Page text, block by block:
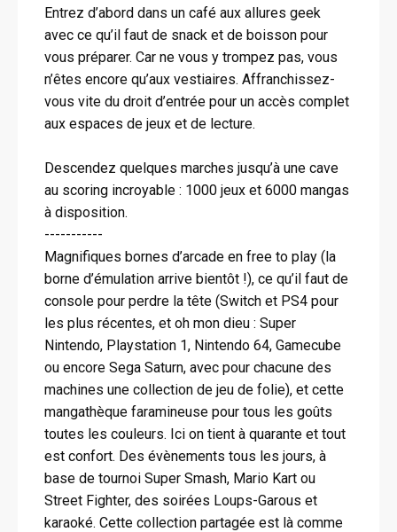
Entrez d’abord dans un café aux allures geek
avec ce qu’il faut de snack et de boisson pour
vous préparer. Car ne vous y trompez pas, vous
n’êtes encore qu’aux vestiaires. Affranchissez-
vous vite du droit d’entrée pour un accès complet
aux espaces de jeux et de lecture.
Descendez quelques marches jusqu’à une cave
au scoring incroyable : 1000 jeux et 6000 mangas
à disposition.
-----------
Magnifiques bornes d’arcade en free to play (la
borne d’émulation arrive bientôt !), ce qu’il faut de
console pour perdre la tête (Switch et PS4 pour
les plus récentes, et oh mon dieu : Super
Nintendo, Playstation 1, Nintendo 64, Gamecube
ou encore Sega Saturn, avec pour chacune des
machines une collection de jeu de folie), et cette
mangathèque faramineuse pour tous les goûts
toutes les couleurs. Ici on tient à quarante et tout
est confort. Des évènements tous les jours, à
base de tournoi Super Smash, Mario Kart ou
Street Fighter, des soirées Loups-Garous et
karaoké. Cette collection partagée est là comme